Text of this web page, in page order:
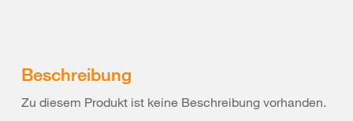
Beschreibung
Zu diesem Produkt ist keine Beschreibung vorhanden.